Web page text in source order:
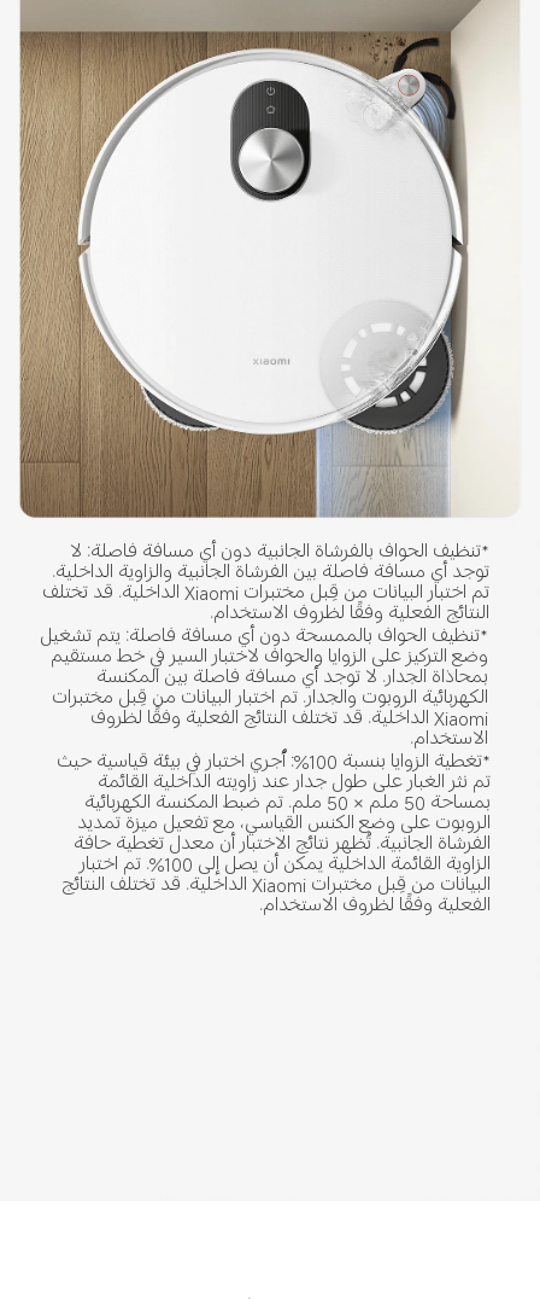
*تنظيف الحواف بالفرشاة الجانبية دون أي مسافة فاصلة: لا
توجد أي مسافة فاصلة بين الفرشاة الجانبية والزاوية الداخلية.
تم اختبار البيانات من قِبل مختبرات Xiaomi الداخلية. قد تختلف
النتائج الفعلية وفقًا لظروف الاستخدام.
*تنظيف الحواف بالممسحة دون أي مسافة فاصلة: يتم تشغيل
وضع التركيز على الزوايا والحواف لاختبار السير في خط مستقيم
بمحاذاة الجدار. لا توجد أي مسافة فاصلة بين المكنسة
الكهربائية الروبوت والجدار. تم اختبار البيانات من قِبل مختبرات
Xiaomi الداخلية. قد تختلف النتائج الفعلية وفقًا لظروف
الاستخدام.
*تغطية الزوايا بنسبة 100%: أُجري اختبار في بيئة قياسية حيث
تم نثر الغبار على طول جدار عند زاويته الداخلية القائمة
بمساحة 50 ملم × 50 ملم. تم ضبط المكنسة الكهربائية
الروبوت على وضع الكنس القياسي، مع تفعيل ميزة تمديد
الفرشاة الجانبية. تُظهر نتائج الاختبار أن معدل تغطية حافة
الزاوية القائمة الداخلية يمكن أن يصل إلى 100%. تم اختبار
البيانات من قِبل مختبرات Xiaomi الداخلية. قد تختلف النتائج
الفعلية وفقًا لظروف الاستخدام.